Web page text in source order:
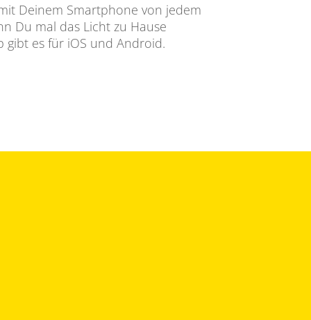
Deinem Smartphone von jedem
Du mal das Licht zu Hause
gibt es für iOS und Android.